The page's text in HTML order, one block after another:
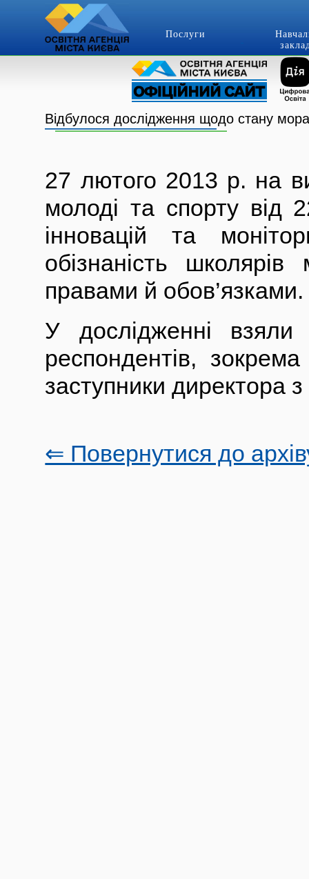
Послуги
Відбулося дослідження щодо стану
27 лютого 2013 р. на
молоді та спорту від
інновацій та
обізнаність
правами й обов’язками.
У дослідженні
респондентів,
заступники директора
⇐ Повернутися до